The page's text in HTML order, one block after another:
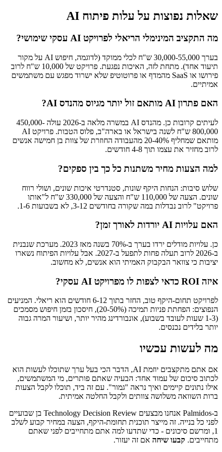
שאלות נפוצות על עלות פיתוח AI
מה התקציב המינימלי הריאלי לפרויקט AI עסקי שימושי?
בערך 30,000-55,000 ש"ח לכלי ממוקד (לדוגמה, חיפוש AI על מקור
תיעוד אחד). מתחת לזה, האיכות נפגעת. פרויקט של 10,000 ש"ח לרוב
פירושו או SaaS מהמדף או פרוטוטיפ שלא ישרוד מפגש עם משתמשים
אמיתיים.
האם פתרון AI מותאם זול יותר מגיוס מהנדס AI?
לעיתים קרובות כן. מהנדס AI במשרה מלאה ב-2026 עולה 450,000-
800,000 ש"ח לשנה בישראל או בארה"ב, פלוס הטבות. פרויקט AI
מותאם שמחליף 20-40% מהעבודה החוזרת של צוות בן חמישה אנשים
לרוב מחזיר את עצמו תוך 4-8 חודשים.
למה הצעות מחיר משתנות כל כך בין ספקים?
שלוש סיבות: הנחות היקף שונות, סטנדרטי איכות שונים, ושולי רווח
שונים. הצעה של 110,000 ש"ח והצעה של 330,000 ש"ח ל"אותו
פרויקט" לרוב נבדלות במה שקורה בחודשים 3-12, לא בשבועות 1-6.
האם עלויות AI יורדות לאורך זמן?
כן. עלויות מודלים ירדו בערך ב-70% בשנה מאז 2023. מערכת שנבנית
ב-2026 לרוב תעלה פחות לתפעל ב-2027. אבל עלויות הפיתוח נשארו
יציבות כי צוואר הבקבוק האמיתי הוא אנשים, לא מחשוב.
איזה ROI כדאי לצפות לו מפרויקט AI עסקי?
לפרויקט תחום-היקף טוב, החזר בתוך 6-12 חודשים הוא ריאלי. המניעים
הנפוצים: הפחתת פניות תמיכה (20-50%), חיסכון בזמן חיפוש מסמכים
(1-3 שעות לעובד בשבוע), אונבורדינג מהיר יותר, ושיעור המרה גבוה
יותר בלידים נכנסים.
מה לעשות עכשיו
אם אתם מתקצבים יוזמת AI, הדבר הכי בעל ערך שתוכלו לעשות הוא
לכתוב סיכום של עמוד אחד: הבעיה שאתם פותרים, מי המשתמשים,
אילו נתונים קיימים ואיך נראה "גמור". עם זה ביד, תוכלו לקבל הצעות
ברות השוואה משלושה צוותים ולקבל החלטה אמיתית.
ב-Palmidos אנחנו מבצעים Technology Decision Review בן שבועיים
לפני כל בנייה. זה מייצר תוכנית תחומת-היקף, הצעה במחיר קבוע לשלב
1, ומרשם סיכונים - כדי שתדעו למה אתם מתחייבים לפני שאתם
מתחייבים. קבעו שיחה אם זה יעזור.